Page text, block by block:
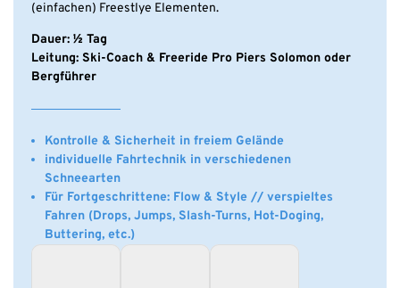
(einfachen) Freestlye Elementen.
Dauer: ½ Tag
Leitung: Ski-Coach & Freeride Pro Piers Solomon oder
Bergführer
Kontrolle & Sicherheit in freiem Gelände
individuelle Fahrtechnik in verschiedenen
Schneearten
Für Fortgeschrittene: Flow & Style // verspieltes
Fahren (Drops, Jumps, Slash-Turns, Hot-Doging,
Buttering, etc.)